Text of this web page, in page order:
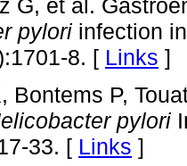
G, et al.
pylori infection
8. [ Links ]
Bontems P,
pylori
33. [ Links ]